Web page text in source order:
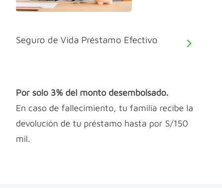
Seguro de Vida Préstamo Efectivo
Por solo 3% del monto desembolsado.
En caso de fallecimiento, tu familia recibe la
devolución de tu préstamo hasta por S/150
mil.